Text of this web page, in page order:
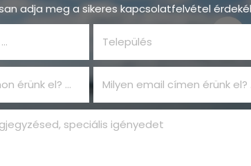
adja meg a sikeres kapcsolatfelvétel
Hogy szólíthatunk? Település
Milyen telefonszámon érünk el?
speciális igényedet